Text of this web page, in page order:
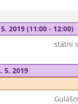
2019 (11:00 - 12:00)
státní
5. 2019